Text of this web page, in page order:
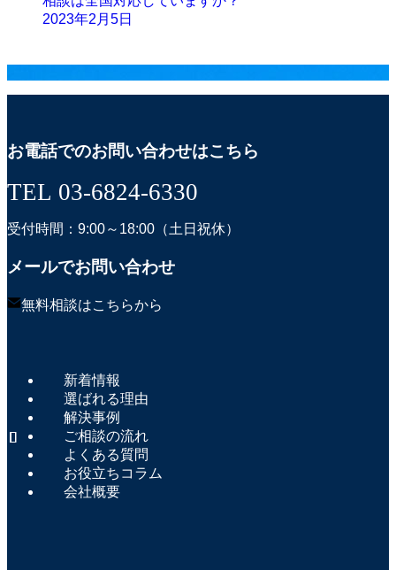
2023年2月5日
お電話でのお問い合わせはこちら
TEL 03-6824-6330
受付時間：9:00～18:00（土日祝休）
メールでお問い合わせ
無料相談はこちらから
新着情報
選ばれる理由
解決事例
ご相談の流れ
よくある質問
お役立ちコラム
会社概要